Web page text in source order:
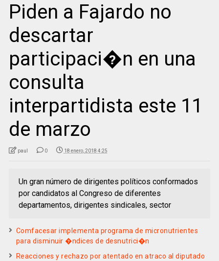
Piden a Fajardo no
descartar
participaci�n en una
consulta
interpartidista este 11
de marzo
paul 0 18 enero, 2018 4:25
Un gran número de dirigentes políticos conformados
por candidatos al Congreso de diferentes
departamentos, dirigentes sindicales, sector
Comfacesar implementa programa de micronutrientes
para disminuir �ndices de desnutrici�n
Reacciones y rechazo por atentado en atraco al diputado